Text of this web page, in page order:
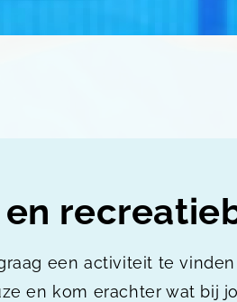
een activiteit te
en kom erachter wat bij